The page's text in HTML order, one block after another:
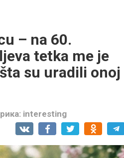
– na 60.
tetka me je
su uradili onoj
interesting